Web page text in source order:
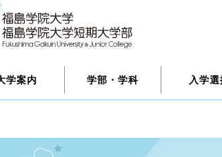
学案内 学部・学科 入学選